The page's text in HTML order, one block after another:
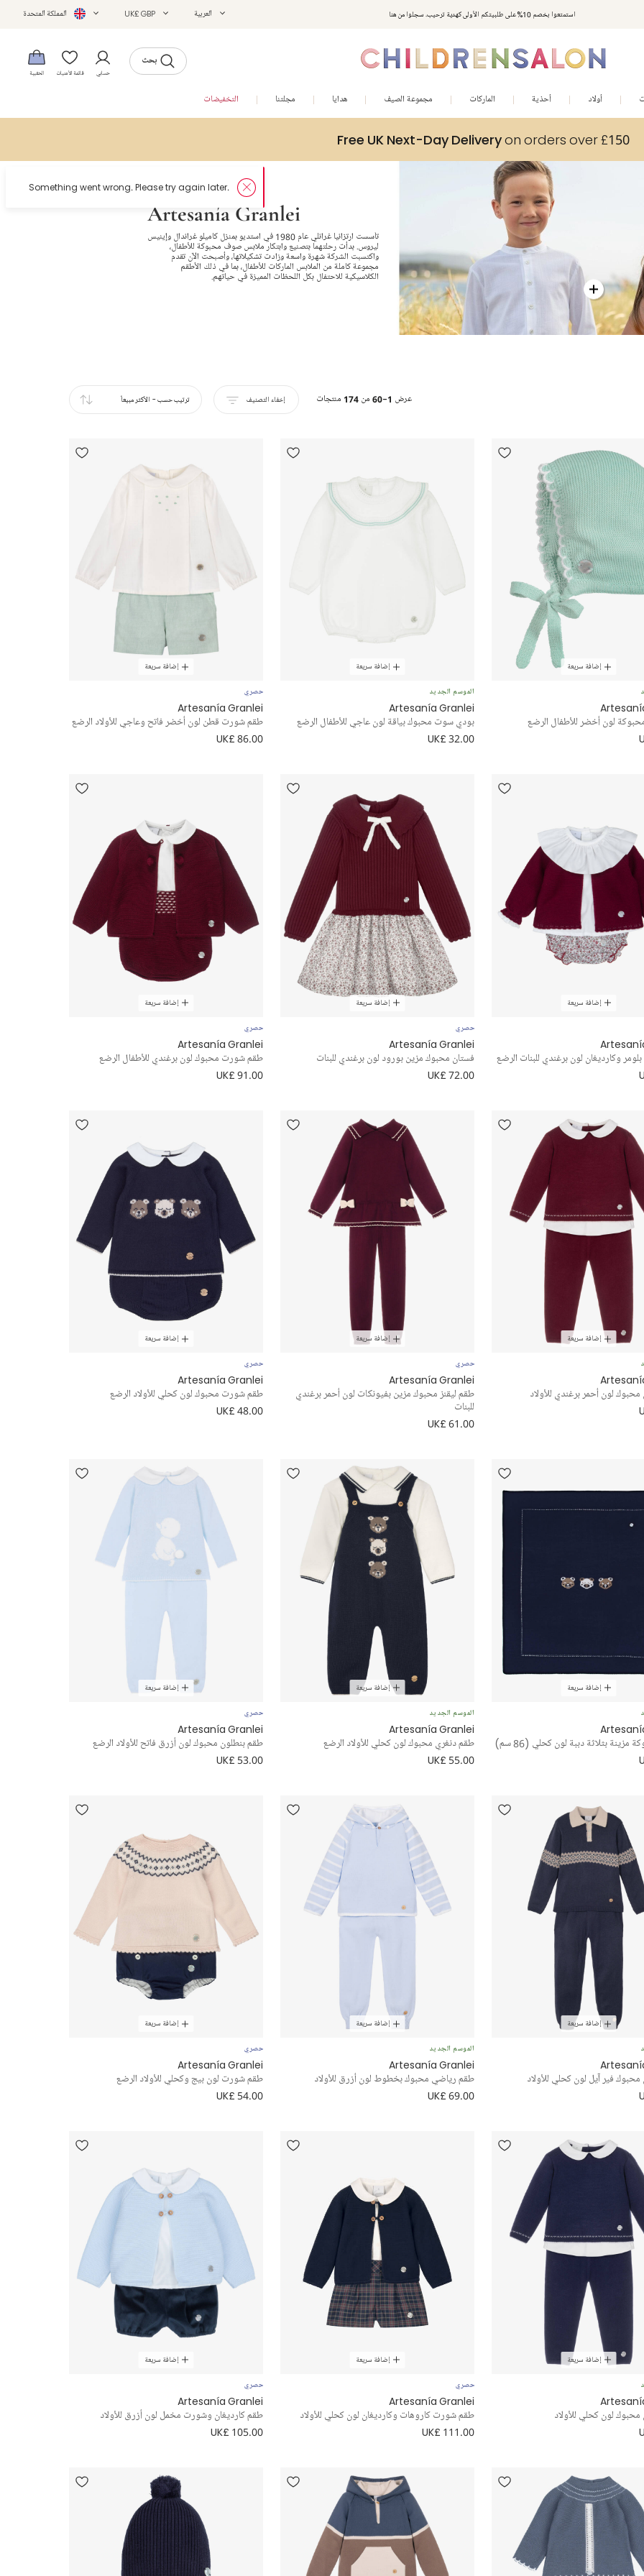
استمتعوا بخصم 10% على طلبيتكم الأولى كهدية ترحيب. سجلوا من هنا العربية UK£ GBP المملكة المتحدة
بحث
حسابي قائمة الأمنيات الحقيبة
أولاد أحذية الماركات مجموعة الصيف هدايا مجلتنا التخفيضات
Free UK Next-Day Deliveryon orders over £150
Artesanía Granlei
تأسست ارتزانيا غرانلي عام 1980 في استديو بمنزل كاميلو غراندال وإينيس
ليروس. بدأت رحلتهما بتصنيع وابتكار ملابس صوف محبوكة للأطفال،
واكتسبت الشركة شهرة واسعة وزادت تشكيلاتها، وأصبحت الآن تقدم
مجموعة كاملة من الملابس الماركات للأطفال، بما في ذلك الأطقم
الكلاسيكية للاحتفال بكل اللحظات المميزة في حياتهم.
عرض 1-60 من 174 منتجات إخفاء التصنيف ترتيب حسب- الأكثر مبيعاً
إضافة سريعة
لون أخضر للأطفال الرضع
إضافة سريعة
الموسم الجديد
Artesanía Granlei
بودي سوت محبوك بياقة لون عاجي للأطفال الرضع
UK£ 32.00
إضافة سريعة
حصري
Artesanía Granlei
طقم شورت قطن لون أخضر فاتح وعاجي للأولاد الرضع
UK£ 86.00
إضافة سريعة
وكارديغان لون برغندي للبنات الرضع
إضافة سريعة
حصري
Artesanía Granlei
فستان محبوك مزين بورود لون برغندي للبنات
UK£ 72.00
إضافة سريعة
حصري
Artesanía Granlei
طقم شورت محبوك لون برغندي للأطفال الرضع
UK£ 91.00
إضافة سريعة
لون أحمر برغندي للأولاد
إضافة سريعة
حصري
Artesanía Granlei
طقم ليقنز محبوك مزين بفيونكات لون أحمر برغندي
للبنات
UK£ 61.00
إضافة سريعة
حصري
Artesanía Granlei
طقم شورت محبوك لون كحلي للأولاد الرضع
UK£ 48.00
إضافة سريعة
مزينة بثلاثة دببة لون كحلي (86 سم)
إضافة سريعة
الموسم الجديد
Artesanía Granlei
طقم دنغري محبوك لون كحلي للأولاد الرضع
UK£ 55.00
إضافة سريعة
حصري
Artesanía Granlei
طقم بنطلون محبوك لون أزرق فاتح للأولاد الرضع
UK£ 53.00
إضافة سريعة
فير آيل لون كحلي للأولاد
إضافة سريعة
الموسم الجديد
Artesanía Granlei
طقم رياضي محبوك بخطوط لون أزرق للأولاد
UK£ 69.00
إضافة سريعة
حصري
Artesanía Granlei
طقم شورت لون بيج وكحلي للأولاد الرضع
UK£ 54.00
إضافة سريعة
لون كحلي للأولاد
إضافة سريعة
حصري
Artesanía Granlei
طقم شورت كاروهات وكارديغان لون كحلي للأولاد
UK£ 111.00
إضافة سريعة
حصري
Artesanía Granlei
طقم كارديغان وشورت مخمل لون أزرق للأولاد
UK£ 105.00